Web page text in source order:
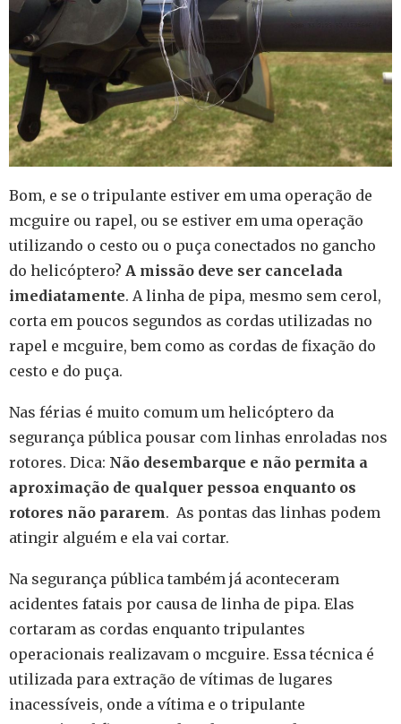
Bom, e se o tripulante estiver em uma operação de
mcguire ou rapel, ou se estiver em uma operação
utilizando o cesto ou o puça conectados no gancho
do helicóptero? A missão deve ser cancelada
imediatamente. A linha de pipa, mesmo sem cerol,
corta em poucos segundos as cordas utilizadas no
rapel e mcguire, bem como as cordas de fixação do
cesto e do puça.
Nas férias é muito comum um helicóptero da
segurança pública pousar com linhas enroladas nos
rotores. Dica: Não desembarque e não permita a
aproximação de qualquer pessoa enquanto os
rotores não pararem. As pontas das linhas podem
atingir alguém e ela vai cortar.
Na segurança pública também já aconteceram
acidentes fatais por causa de linha de pipa. Elas
cortaram as cordas enquanto tripulantes
operacionais realizavam o mcguire. Essa técnica é
utilizada para extração de vítimas de lugares
inacessíveis, onde a vítima e o tripulante